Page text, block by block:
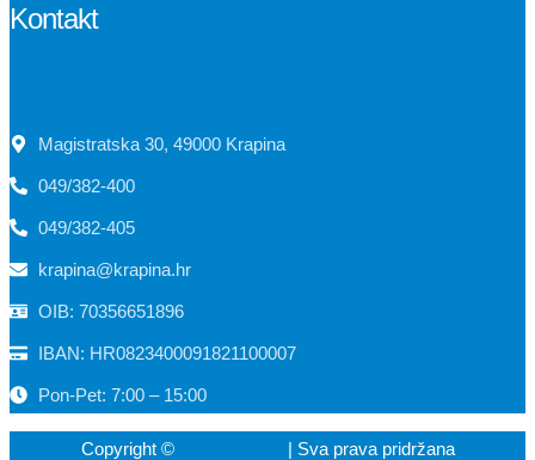
Kontakt
Magistratska 30, 49000 Krapina
049/382-400
049/382-405
krapina@krapina.hr
OIB: 70356651896
IBAN: HR0823400091821100007
Pon-Pet: 7:00 – 15:00
Copyright © | Sva prava pridržana